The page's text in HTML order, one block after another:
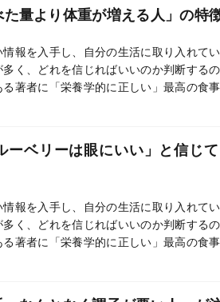
た量より体重が増える人」の特
報を入手し、自分の生活に取り入れて
く、どれを信じればいいのか判断するの
著者に「栄養学的に正しい」最高の食
につく。
ーベリーは眼にいい」と信じ
報を入手し、自分の生活に取り入れて
く、どれを信じればいいのか判断するの
著者に「栄養学的に正しい」最高の食
につく。